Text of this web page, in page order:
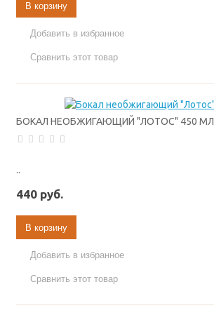
В корзину
Добавить в избранное
Сравнить этот товар
БОКАЛ НЕОБЖИГАЮЩИЙ "ЛОТОС" 450 МЛ
..
440 руб.
В корзину
Добавить в избранное
Сравнить этот товар